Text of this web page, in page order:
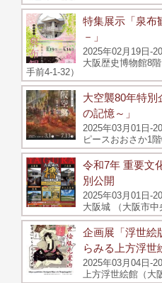
特集展示「泉布
－」
2025年02月19日-
大阪歴史博物館8
手前4-1-32）
大空襲80年特別
の記憶～」
2025年03月01日-
ピースおおさか1
令和7年 重要文
別公開
2025年03月01日-
大阪城 （大阪市中
企画展「浮世絵
らみる上方浮世
2025年03月04日-
上方浮世絵館（大